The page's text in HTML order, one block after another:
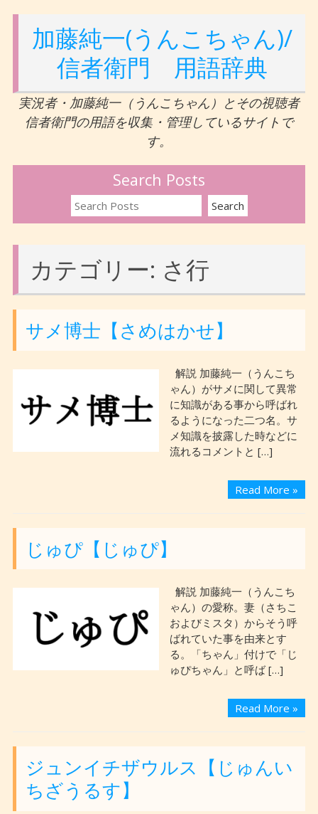
加藤純一(うんこちゃん)/
信者衛門 用語辞典
実況者・加藤純一（うんこちゃん）とその視聴者
信者衛門の用語を収集・管理しているサイトで
す。
Search Posts
カテゴリー: さ行
サメ博士【さめはかせ】
解説 加藤純一（うんこち
ゃん）がサメに関して異常
に知識がある事から呼ばれ
るようになった二つ名。サ
メ知識を披露した時などに
流れるコメントと […]
Read More »
じゅぴ【じゅぴ】
解説 加藤純一（うんこち
ゃん）の愛称。妻（さちこ
およびミスタ）からそう呼
ばれていた事を由来とす
る。「ちゃん」付けで「じ
ゅぴちゃん」と呼ば […]
Read More »
ジュンイチザウルス【じゅんい
ちざうるす】